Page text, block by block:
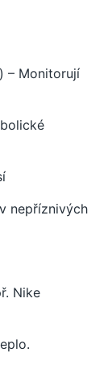
– Monitorují
nepříznivých
Nike